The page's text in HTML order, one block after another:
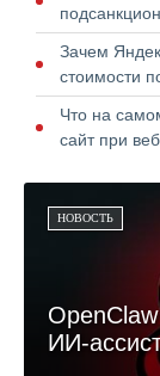
Зачем
стоимости
Что на
сайт при
НОВОСТЬ
ИИ-